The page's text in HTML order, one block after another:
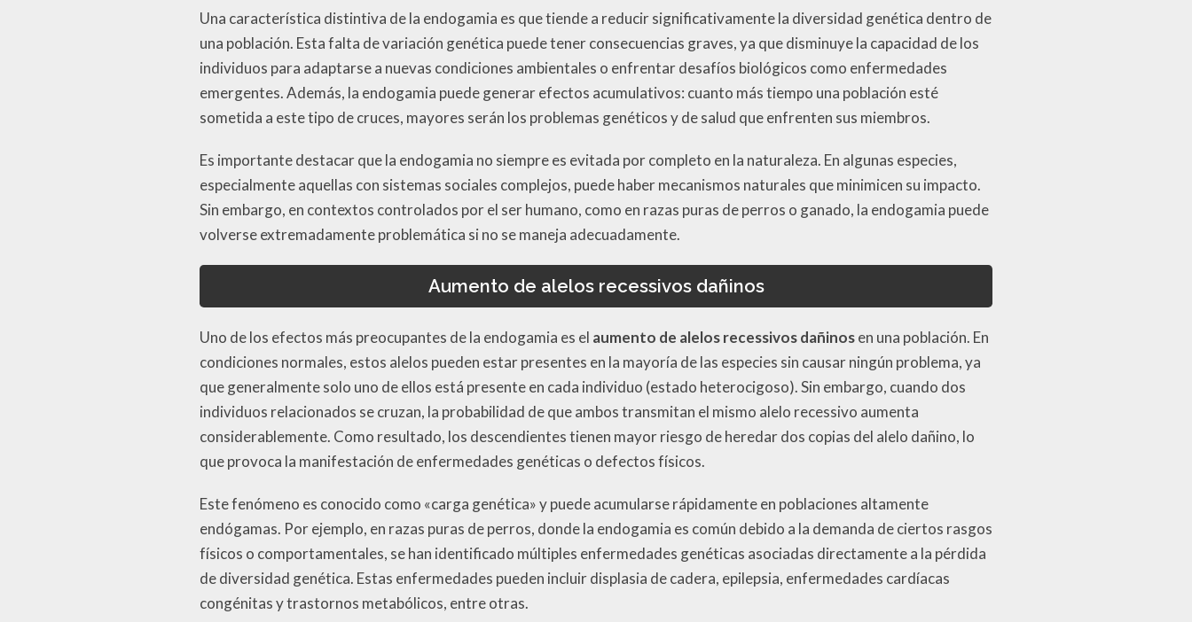
Una característica distintiva de la endogamia es que tiende a reducir significativamente la diversidad genética dentro de
una población. Esta falta de variación genética puede tener consecuencias graves, ya que disminuye la capacidad de los
individuos para adaptarse a nuevas condiciones ambientales o enfrentar desafíos biológicos como enfermedades
emergentes. Además, la endogamia puede generar efectos acumulativos: cuanto más tiempo una población esté
sometida a este tipo de cruces, mayores serán los problemas genéticos y de salud que enfrenten sus miembros.
Es importante destacar que la endogamia no siempre es evitada por completo en la naturaleza. En algunas especies,
especialmente aquellas con sistemas sociales complejos, puede haber mecanismos naturales que minimicen su impacto.
Sin embargo, en contextos controlados por el ser humano, como en razas puras de perros o ganado, la endogamia puede
volverse extremadamente problemática si no se maneja adecuadamente.
Aumento de alelos recessivos dañinos
Uno de los efectos más preocupantes de la endogamia es el aumento de alelos recessivos dañinosen una población. En
condiciones normales, estos alelos pueden estar presentes en la mayoría de las especies sin causar ningún problema, ya
que generalmente solo uno de ellos está presente en cada individuo (estado heterocigoso). Sin embargo, cuando dos
individuos relacionados se cruzan, la probabilidad de que ambos transmitan el mismo alelo recessivo aumenta
considerablemente. Como resultado, los descendientes tienen mayor riesgo de heredar dos copias del alelo dañino, lo
que provoca la manifestación de enfermedades genéticas o defectos físicos.
Este fenómeno es conocido como «carga genética» y puede acumularse rápidamente en poblaciones altamente
endógamas. Por ejemplo, en razas puras de perros, donde la endogamia es común debido a la demanda de ciertos rasgos
físicos o comportamentales, se han identificado múltiples enfermedades genéticas asociadas directamente a la pérdida
de diversidad genética. Estas enfermedades pueden incluir displasia de cadera, epilepsia, enfermedades cardíacas
congénitas y trastornos metabólicos, entre otras.